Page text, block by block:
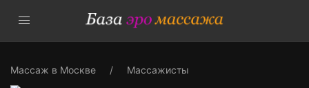
Массаж в Москве Массажисты